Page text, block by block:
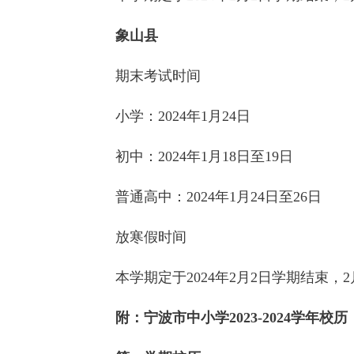
象山县
期末考试时间
小学：2024年1月24日
初中：2024年1月18日至19日
普通高中：2024年1月24日至26日
放寒假时间
本学期定于2024年2月2日学期结束，2
附： 宁波市中小学2023-2024学年校历